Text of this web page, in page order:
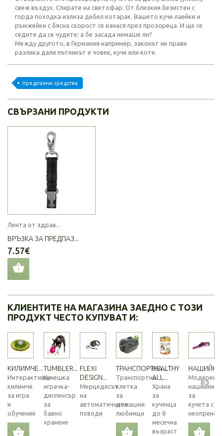
свеж въздух. Спирате на светофар. От близкия безистен с
горда походка излиза дебел котарак. Вашето куче лаейки и
ръмжейки с бясна скорост се изнася през прозореца. И ще се
седите да се чудите: а бе засада немаше ли?
Между другото, в Германия например, законът не прави
разлика дали пътникът е човек, куче или коте.
предпазни средства
СВЪРЗАНИ ПРОДУКТИ
Лента от здрав...
ВРЪЗКА ЗА ПРЕДПАЗ...
7.57€
КЛИЕНТИТЕ НА МАГАЗИНА ЗАЕДНО С ТОЗИ
ПРОДУКТ ЧЕСТО КУПУВАТ И:
КИЛИМЧЕ...
Интерактивно
килимче
за игра
и
обучение
TUMBLER...
Кучешка
играчка-
диспенсър
за
бавно
хранене
FLEXI
DESIGN...
Мерцедесът
на
автоматичните
поводи
ТРАНСПОРТНА...
Транспортна
клетка
за
домашни
любимци
HEALTHY
ALL...
Храна
за
кученца
до 8
месечна
възраст
Модерен
нашийник
за
кучета с